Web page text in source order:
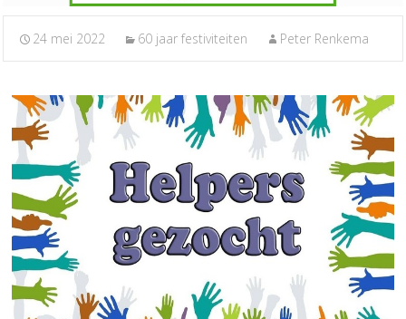
24 mei 2022 60 jaar festiviteiten Peter Renkema